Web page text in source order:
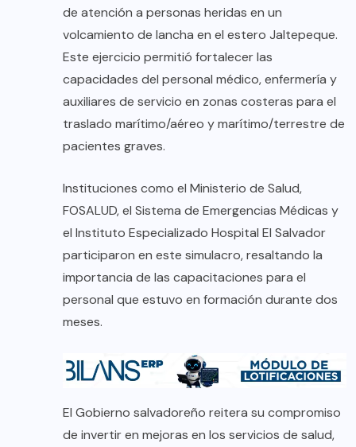
de atención a personas heridas en un
volcamiento de lancha en el estero Jaltepeque.
Este ejercicio permitió fortalecer las
capacidades del personal médico, enfermería y
auxiliares de servicio en zonas costeras para el
traslado marítimo/aéreo y marítimo/terrestre de
pacientes graves.
Instituciones como el Ministerio de Salud,
FOSALUD, el Sistema de Emergencias Médicas y
el Instituto Especializado Hospital El Salvador
participaron en este simulacro, resaltando la
importancia de las capacitaciones para el
personal que estuvo en formación durante dos
meses.
El Gobierno salvadoreño reitera su compromiso
de invertir en mejoras en los servicios de salud,